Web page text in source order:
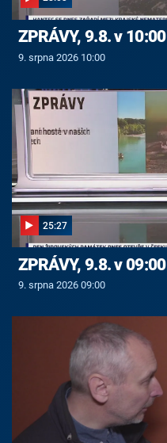
ZPRÁVY, 9.8. v 10:00
9. srpna 2026 10:00
25:27
ZPRÁVY, 9.8. v 09:00
9. srpna 2026 09:00